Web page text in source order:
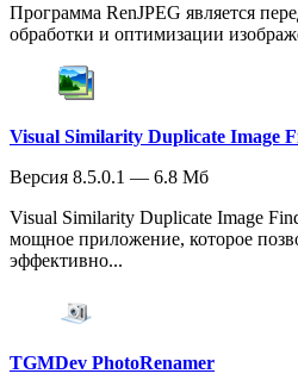
Программа RenJPEG является
обработки и оптимизации
Visual Similarity Duplicate Image
Версия 8.5.0.1 — 6.8 Мб
Visual Similarity Duplicate Image
мощное приложение, которое
эффективно...
TGMDev PhotoRenamer